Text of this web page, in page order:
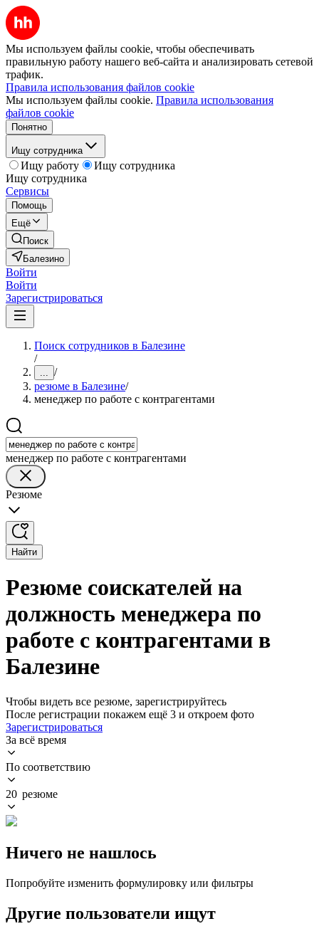
Мы используем файлы cookie, чтобы обеспечивать
правильную работу нашего веб-сайта и анализировать сетевой
трафик.
Правила использования файлов cookie
Мы используем файлы cookie. Правила использования
файлов cookie
Понятно
Ищу сотрудника
Ищу работу
Ищу сотрудника
Ищу сотрудника
Сервисы
Помощь
Ещё
Поиск
Балезино
Войти
Войти
Зарегистрироваться
Поиск сотрудников в Балезине
/
... /
резюме в Балезине/
менеджер по работе с контрагентами
менеджер по работе с контрагентами
Резюме
Найти
Резюме соискателей на
должность менеджера по
работе с контрагентами в
Балезине
Чтобы видеть все резюме, зарегистрируйтесь
После регистрации покажем ещё 3 и откроем фото
Зарегистрироваться
За всё время
По соответствию
20 резюме
Ничего не нашлось
Попробуйте изменить формулировку или фильтры
Другие пользователи ищут